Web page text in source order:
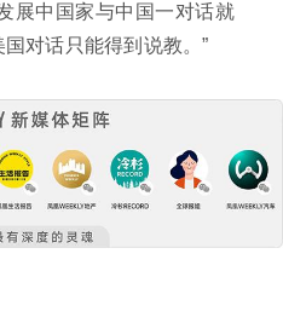
展中国家与中国一对话就
对话只能得到说教。”